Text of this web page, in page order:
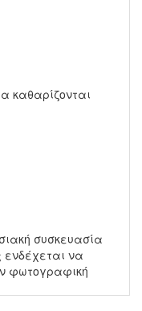
καθαρίζονται
συσκευασία
ενδέχεται να
φωτογραφική